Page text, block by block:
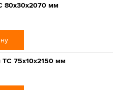
80х30х2070 мм
ТС 75х10х2150 мм